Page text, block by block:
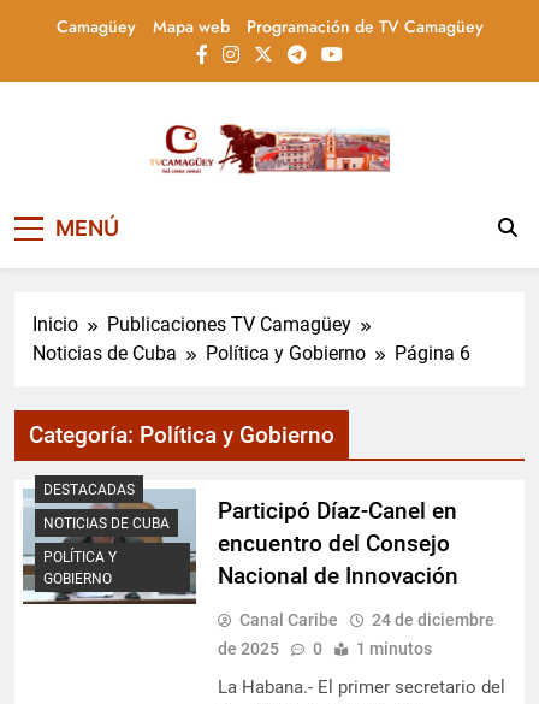
Camagüey Mapa web Programación de TV Camagüey
Televisión Camagüey,
Cuba
informa, educa y entretiene con contenidos
la actualidad nacional
MENÚ
Inicio
Publicaciones TV Camagüey
Noticias de Cuba
Política y Gobierno Página 6
Categoría: Política y Gobierno
DESTACADAS
NOTICIAS DE CUBA
POLÍTICA Y
GOBIERNO
Participó Díaz-Canel en
encuentro del Consejo
Nacional de Innovación
Canal Caribe
24 de diciembre
de 2025
0 1 minutos
La Habana.- El primer secretario del